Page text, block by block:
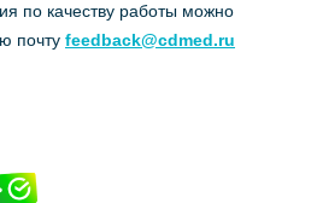
по качеству работы можно
почту feedback@cdmed.ru